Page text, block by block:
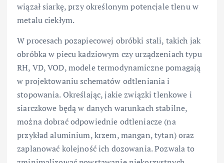
wiązał siarkę, przy określonym potencjale tlenu w
metalu ciekłym.
W procesach pozapiecowej obróbki stali, takich jak
obróbka w piecu kadziowym czy urządzeniach typu
RH, VD, VOD, modele termodynamiczne pomagają
w projektowaniu schematów odtleniania i
stopowania. Określając, jakie związki tlenkowe i
siarczkowe będą w danych warunkach stabilne,
można dobrać odpowiednie odtleniacze (na
przykład aluminium, krzem, mangan, tytan) oraz
zaplanować kolejność ich dozowania. Pozwala to